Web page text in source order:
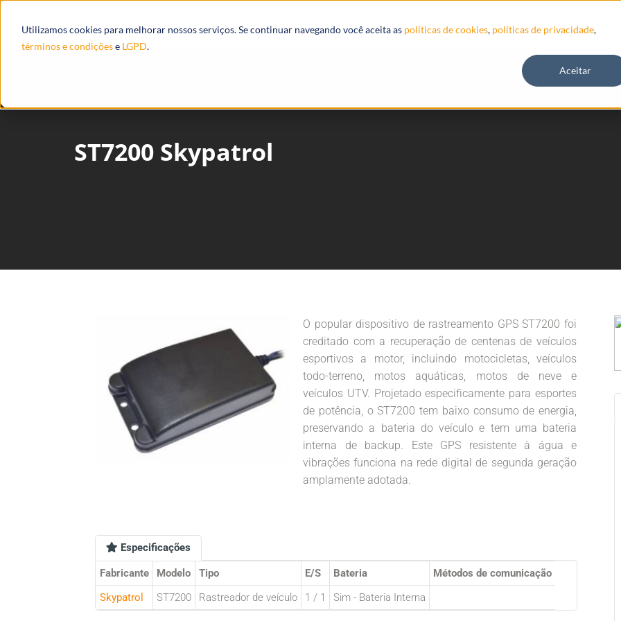
Utilizamos cookies para melhorar nossos serviços. Se continuar navegando você aceita as políticas de cookies, políticas de privacidade,
términos e condiçõese LGPD.
Aceitar
Produtos Ecossistema Integrações Recursos
ST7200 Skypatrol
O popular dispositivo de rastreamento GPS ST7200 foi
creditado com a recuperação de centenas de veículos
esportivos a motor, incluindo motocicletas, veículos
todo-terreno, motos aquáticas, motos de neve e
veículos UTV. Projetado especificamente para esportes
de potência, o ST7200 tem baixo consumo de energia,
preservando a bateria do veículo e tem uma bateria
interna de backup. Este GPS resistente à água e
vibrações funciona na rede digital de segunda geração
amplamente adotada.
Especificações
Fabricante Modelo Tipo E/S Bateria
Métodos de comunicação
Skypatrol
ST7200 Rastreador de veículo 1 / 1 Sim - Bateria Interna